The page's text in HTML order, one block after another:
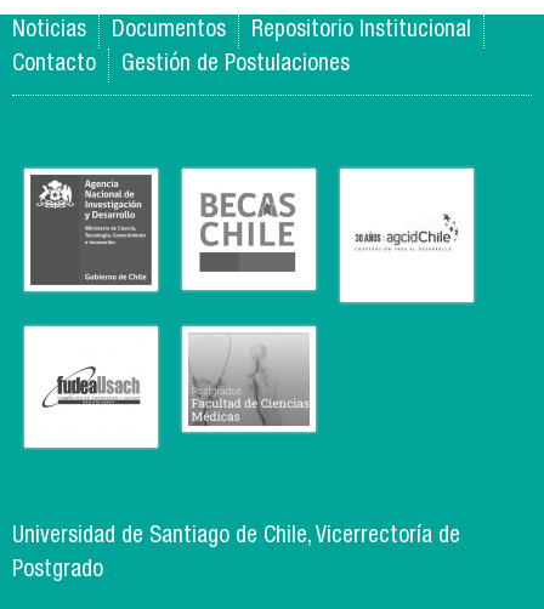
Noticias Documentos
Repositorio Institucional
Contacto
Gestión de Postulaciones
Universidad de Santiago de Chile, Vicerrectoría de
Postgrado